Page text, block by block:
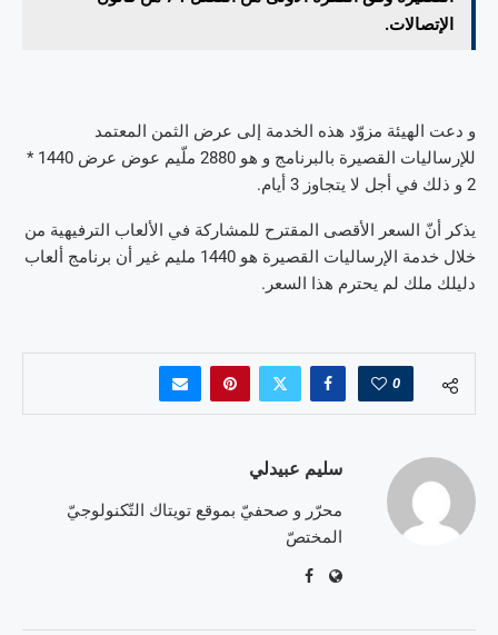
الإتصالات.
و دعت الهيئة مزوّد هذه الخدمة إلى عرض الثمن المعتمد
للإرساليات القصيرة بالبرنامج و هو 2880 ملّيم عوض عرض 1440 *
2 و ذلك في أجل لا يتجاوز 3 أيام.
يذكر أنّ السعر الأقصى المقترح للمشاركة في الألعاب الترفيهية من
خلال خدمة الإرساليات القصيرة هو 1440 مليم غير أن برنامج ألعاب
دليلك ملك لم يحترم هذا السعر.
0
سليم عبيدلي
محرّر و صحفيّ بموقع تويتاك التّكنولوجيّ
المختصّ